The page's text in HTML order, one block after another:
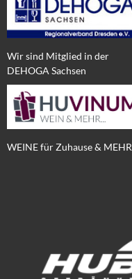
Wir sind Mitglied in der
DEHOGA Sachsen
WEINE für Zuhause & MEHR